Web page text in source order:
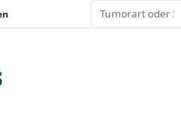
Suchen